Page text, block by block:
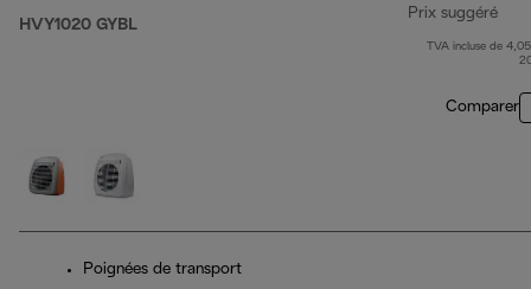
HVY1020 GYBL
Prix suggéré
prix
TVA incluse de
Comparer
Poignées de transport